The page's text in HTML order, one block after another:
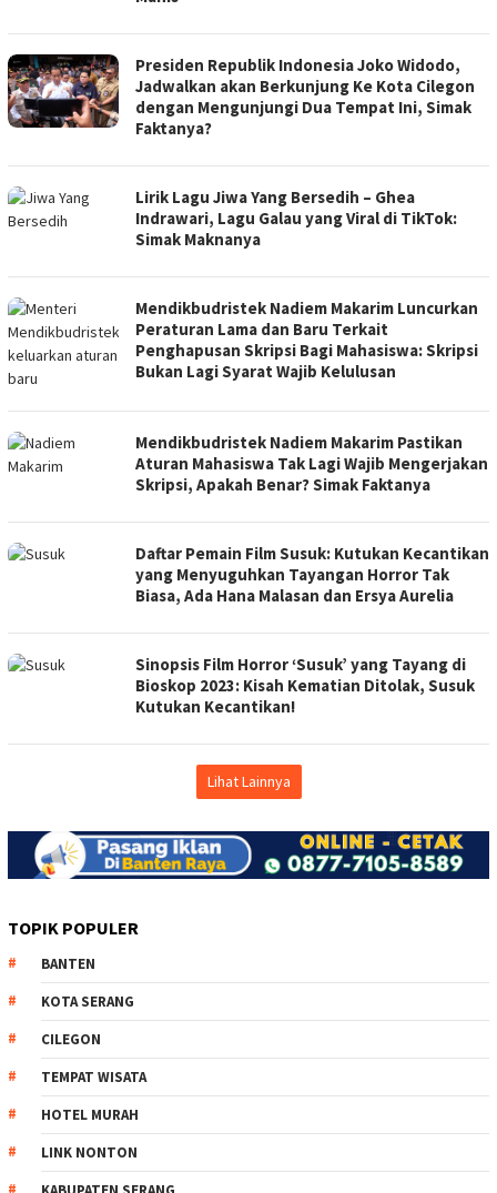
Presiden Republik Indonesia Joko Widodo,
Jadwalkan akan Berkunjung Ke Kota Cilegon
dengan Mengunjungi Dua Tempat Ini, Simak
Faktanya?
Lirik Lagu Jiwa Yang Bersedih – Ghea
Indrawari, Lagu Galau yang Viral di TikTok:
Simak Maknanya
Mendikbudristek Nadiem Makarim Luncurkan
Peraturan Lama dan Baru Terkait
Penghapusan Skripsi Bagi Mahasiswa: Skripsi
Bukan Lagi Syarat Wajib Kelulusan
Mendikbudristek Nadiem Makarim Pastikan
Aturan Mahasiswa Tak Lagi Wajib Mengerjakan
Skripsi, Apakah Benar? Simak Faktanya
Daftar Pemain Film Susuk: Kutukan Kecantikan
yang Menyuguhkan Tayangan Horror Tak
Biasa, Ada Hana Malasan dan Ersya Aurelia
Sinopsis Film Horror ‘Susuk’ yang Tayang di
Bioskop 2023: Kisah Kematian Ditolak, Susuk
Kutukan Kecantikan!
Lihat Lainnya
TOPIK POPULER
BANTEN
KOTA SERANG
CILEGON
TEMPAT WISATA
HOTEL MURAH
LINK NONTON